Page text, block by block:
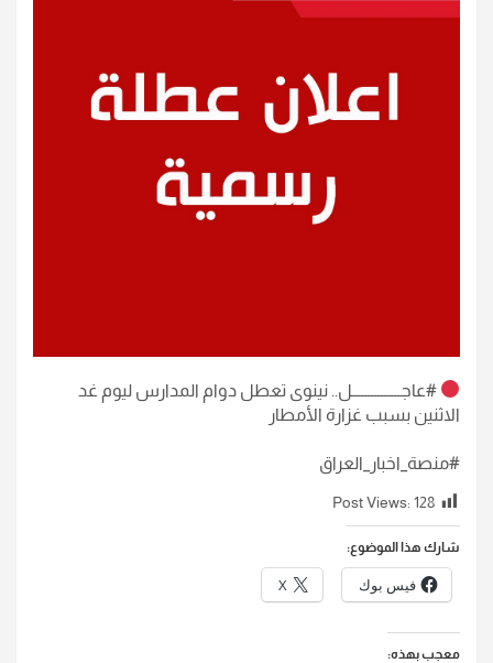
#عاجـــــــــــــــل.. نينوى تعطل دوام المدارس ليوم غد
الاثنين بسبب غزارة الأمطار
#منصة_اخبار_العراق
Post Views: 128
شارك هذا الموضوع:
فيس بوك X
معجب بهذه: